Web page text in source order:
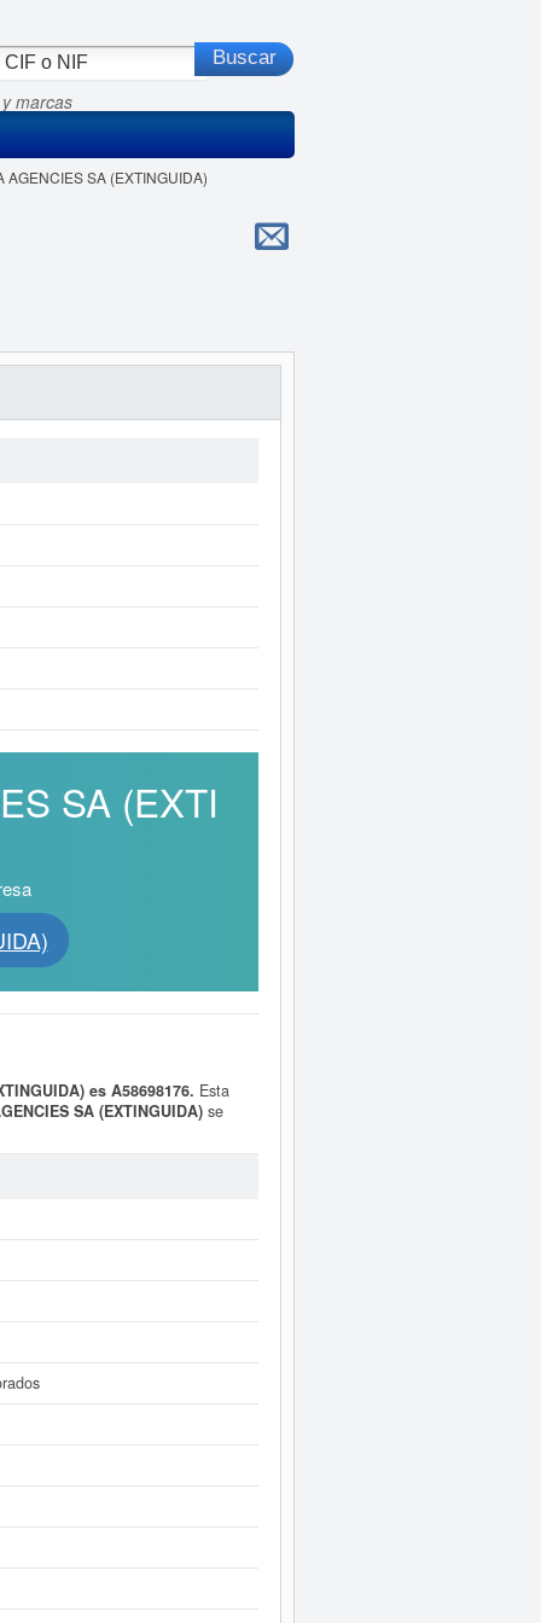
marcas
SA (EXTINGUIDA)
SA (EXTI
es A58698176. Esta
SA (EXTINGUIDA)se
aproximado de esta empresa es